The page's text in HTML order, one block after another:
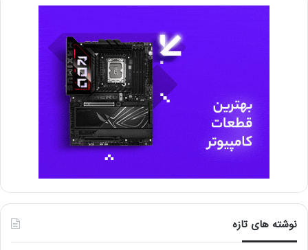
مدرک تحصیلی مورد نیاز در رشتۀ طراحی گرافیک، داشتن
یک ذهن و چشم خلاق و علاقه به یاد گرفتن کار با
برنامه‌های کاربردی جدید و انواع روش‌های طراحی است.
شما در کنار اینها به یک برنامه و نرم افزار پرقدرت و حرفه‌ای
نیاز دارید تا برای ورود به دنیای گرافیک به شما کمک کند.
مراحل تبدیل شدن به یک طراح
گرافیک:
ما در ادامه یک نمای کلی از نحوۀ ورود به حوزۀ طراحی
نوشته های تازه